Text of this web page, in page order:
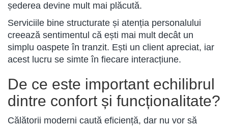
șederea devine mult mai plăcută.
Serviciile bine structurate și atenția personalului
creează sentimentul că ești mai mult decât un
simplu oaspete în tranzit. Ești un client apreciat, iar
acest lucru se simte în fiecare interacțiune.
De ce este important echilibrul
dintre confort și funcționalitate?
Călătorii moderni caută eficiență, dar nu vor să